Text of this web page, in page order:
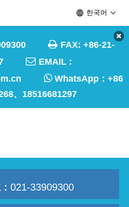
 FAX: +86-21-
 EMAIL :
WhatsApp： +86
、18516681297
한국어
: 021-33909300